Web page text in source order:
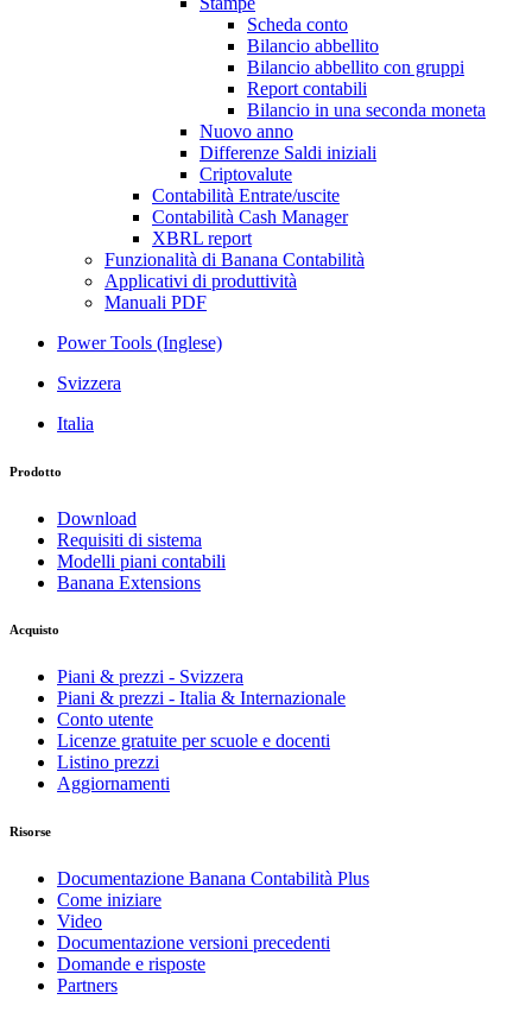
Scheda conto
Bilancio abbellito
Bilancio abbellito con gruppi
Report contabili
Bilancio in una seconda moneta
Nuovo anno
Differenze Saldi iniziali
Criptovalute
Contabilità Entrate/uscite
Contabilità Cash Manager
XBRL report
Funzionalità di Banana Contabilità
Applicativi di produttività
Manuali PDF
Power Tools (Inglese)
Svizzera
Italia
Prodotto
Download
Requisiti di sistema
Modelli piani contabili
Banana Extensions
Acquisto
Piani & prezzi - Svizzera
Piani & prezzi - Italia & Internazionale
Conto utente
Licenze gratuite per scuole e docenti
Listino prezzi
Aggiornamenti
Risorse
Documentazione Banana Contabilità Plus
Come iniziare
Video
Documentazione versioni precedenti
Domande e risposte
Partners